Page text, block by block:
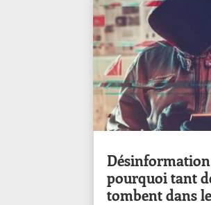
Désinformation
pourquoi tant
tombent dans